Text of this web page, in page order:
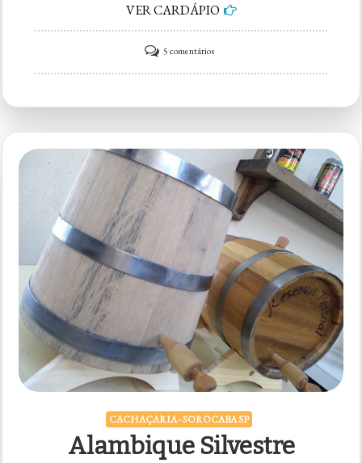
VER CARDÁPIO
5 comentáriosem
Cachaça
CACHAÇARIA - SOROCABA SP
Alambique Silvestre